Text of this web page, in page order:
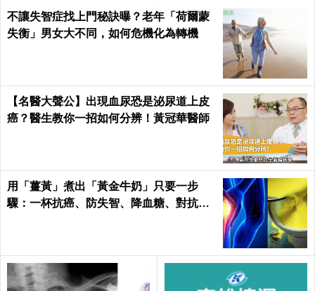
日健康 Health
不讓失智症找上門秘訣曝？老年「荷爾蒙
失衡」男女大不同，如何危機化為轉機
【名醫大聲公】出現血尿恐是泌尿道上皮
癌？醫生教你一招如何分辨！黃冠華醫師
用「薑黃」煮出「黃金牛奶」只要一步
驟：一杯抗癌、防失智、降血糖、對抗關